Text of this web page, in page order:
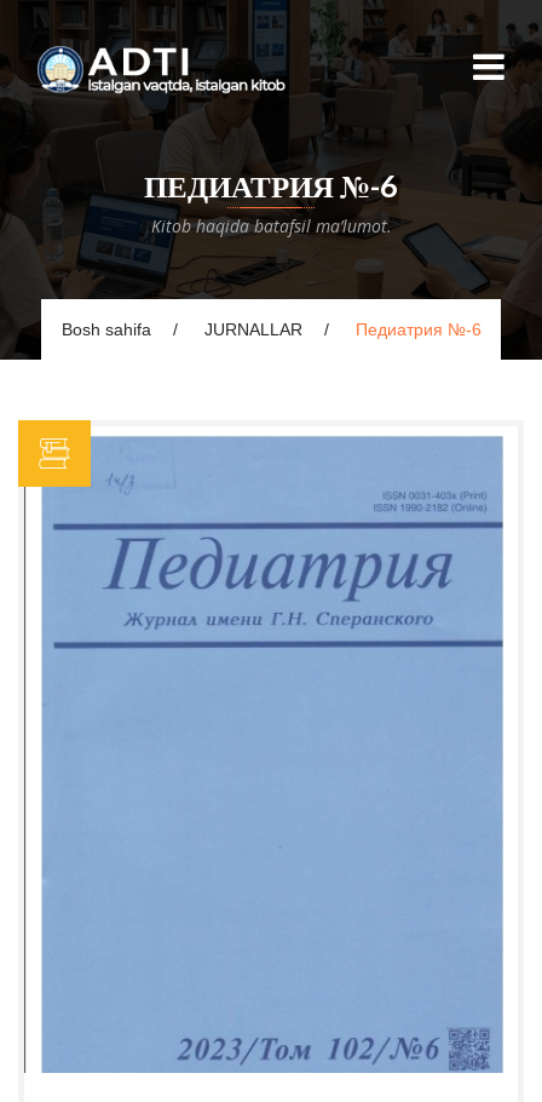
ПЕДИАТРИЯ №-6
Kitob haqida batafsil ma’lumot.
Bosh sahifa JURNALLAR Педиатрия №-6